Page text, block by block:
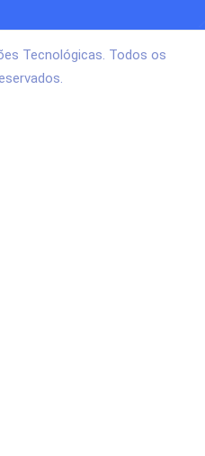
Tecnológicas. Todos os